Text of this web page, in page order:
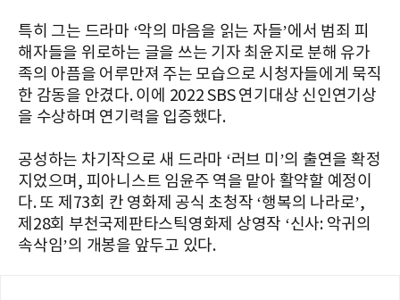
특히 그는 드라마 ‘악의 마음을 읽는 자들’에서 범죄 피
해자들을 위로하는 글을 쓰는 기자 최윤지로 분해 유가
족의 아픔을 어루만져 주는 모습으로 시청자들에게 묵직
한 감동을 안겼다. 이에 2022 SBS 연기대상 신인연기상
을 수상하며 연기력을 입증했다.
공성하는 차기작으로 새 드라마 ‘러브 미’의 출연을 확정
지었으며, 피아니스트 임윤주 역을 맡아 활약할 예정이
다. 또 제73회 칸 영화제 공식 초청작 ‘행복의 나라로’,
제28회 부천국제판타스틱영화제 상영작 ‘신사: 악귀의
속삭임’의 개봉을 앞두고 있다.